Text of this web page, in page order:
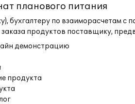
планового питания
бухгалтеру по взаиморасчетам
продуктов поставщику,
демонстрацию
продукта